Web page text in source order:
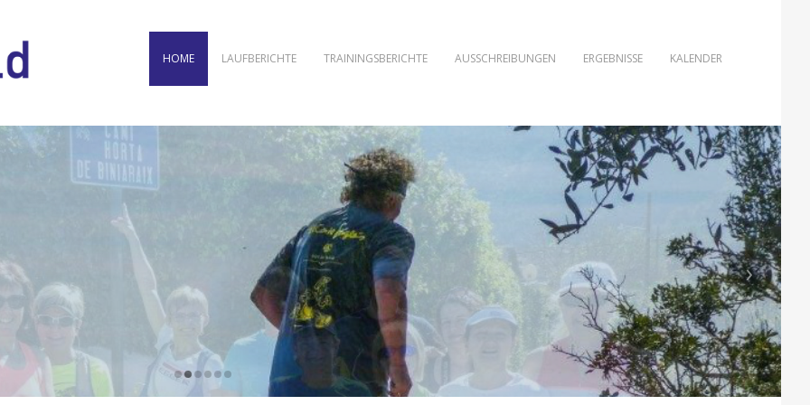
HOME LAUFBERICHTE TRAININGSBERICHTE AUSSCHREIBUNGEN ERGEBNISSE KALENDER
›